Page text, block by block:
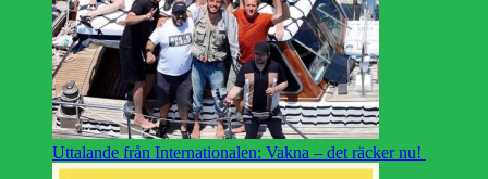
Uttalande från Internationalen: Vakna – det räcker nu!